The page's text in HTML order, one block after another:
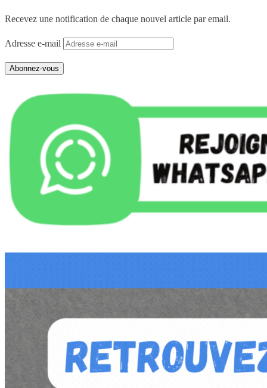
Recevez une notification de chaque nouvel article par email.
Adresse e-mail
Abonnez-vous